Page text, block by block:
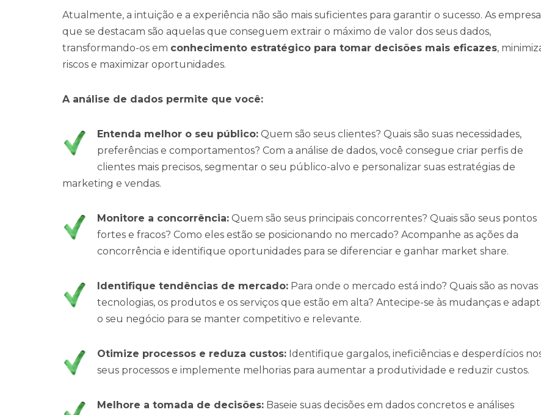
Atualmente, a intuição e a experiência não são mais suficientes para garantir o sucesso. As
que se destacam são aquelas que conseguem extrair o máximo de valor dos seus dados,
transformando-os em conhecimento estratégico para tomar decisões mais eficazes,
riscos e maximizar oportunidades.
A análise de dados permite que você:
Entenda melhor o seu público: Quem são seus clientes? Quais são suas necessidades,
preferências e comportamentos? Com a análise de dados, você consegue criar perfis de
clientes mais precisos, segmentar o seu público-alvo e personalizar suas estratégias de
marketing e vendas.
Monitore a concorrência: Quem são seus principais concorrentes? Quais são seus pontos
fortes e fracos? Como eles estão se posicionando no mercado? Acompanhe as ações da
concorrência e identifique oportunidades para se diferenciar e ganhar market share.
Identifique tendências de mercado: Para onde o mercado está indo? Quais são as novas
tecnologias, os produtos e os serviços que estão em alta? Antecipe-se às mudanças e
o seu negócio para se manter competitivo e relevante.
Otimize processos e reduza custos: Identifique gargalos, ineficiências e desperdícios
seus processos e implemente melhorias para aumentar a produtividade e reduzir custos.
Melhore a tomada de decisões: Baseie suas decisões em dados concretos e análises